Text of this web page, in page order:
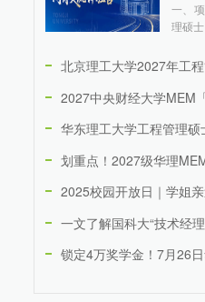
一、
理硕
北京理工大学2027年工程管理硕士（
2027中央财经大学MEM「
华东理工大学工程管理硕士
划重点！2027级华理MEM高额奖学金
2025校园开放日｜学姐亲述：从 “
一文了解国科大“技术经理人专硕
锁定4万奖学金！7月26日华理MEM